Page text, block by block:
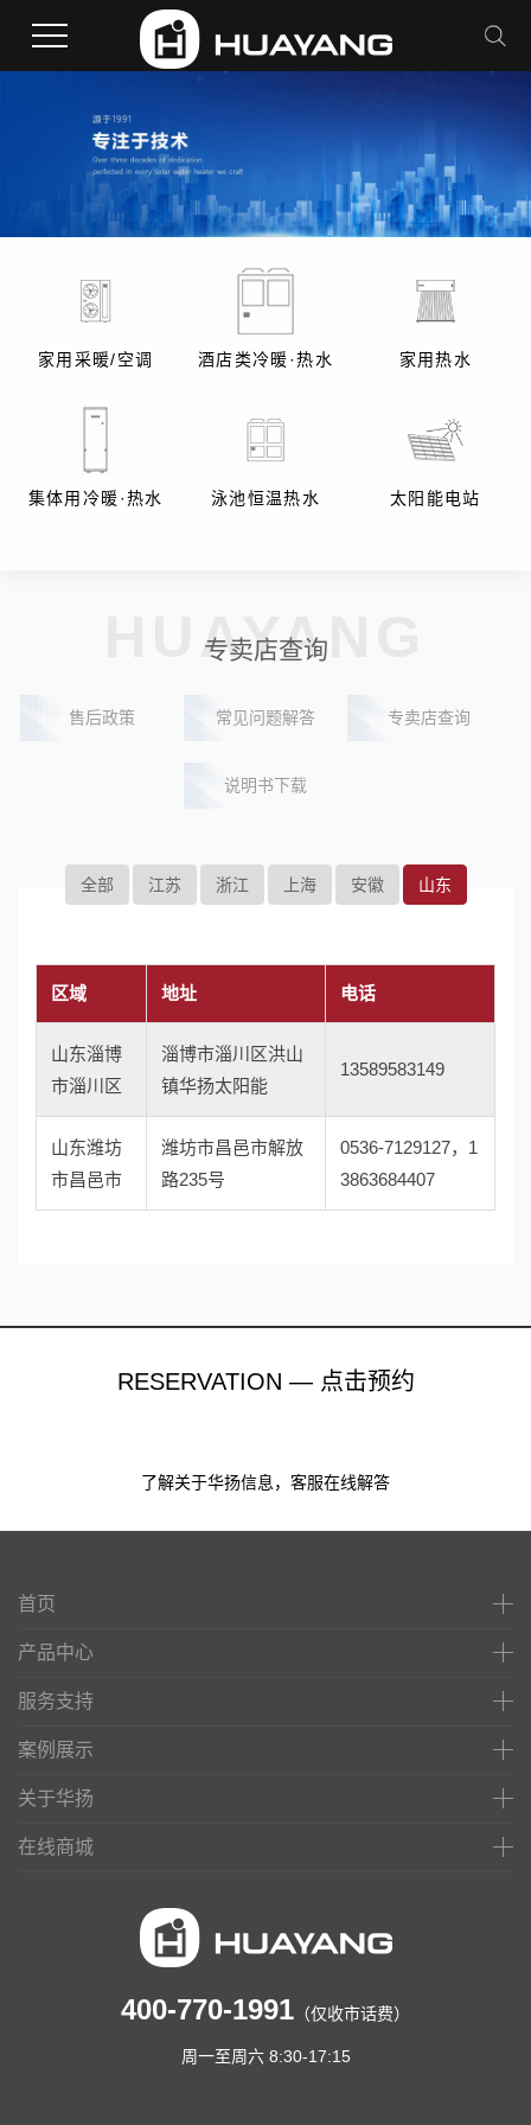
家用采暖/空调 酒店类冷暖·热水 家用热水
集体用冷暖·热水 泳池恒温热水 太阳能电站
HUAYANG
专卖店查询
售后政策 常见问题解答 专卖店查询
说明书下载
全部 江苏 浙江 上海 安徽 山东
区域 地址 电话
山东淄博
市淄川区
淄博市淄川区洪山
镇华扬太阳能
13589583149
山东潍坊
市昌邑市
潍坊市昌邑市解放
路235号
0536-7129127，1
3863684407
RESERVATION — 点击预约
了解关于华扬信息，客服在线解答
首页
产品中心
服务支持
案例展示
关于华扬
在线商城
400-770-1991 （仅收市话费）
周一至周六 8:30-17:15